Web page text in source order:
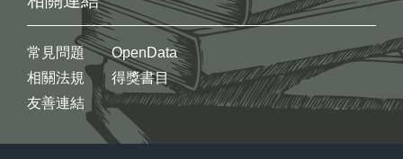
常見問題
相關法規
友善連結
OpenData
得獎書目